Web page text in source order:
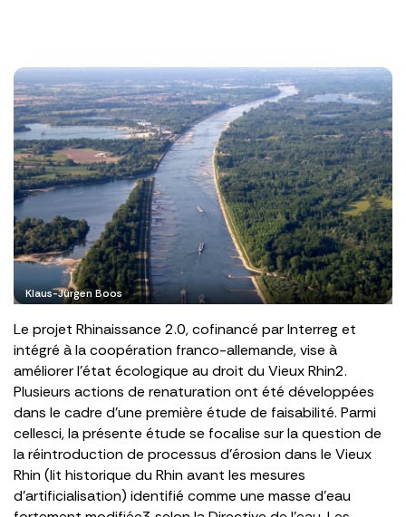
Klaus-Jürgen Boos
Le projet Rhinaissance 2.0, cofinancé par Interreg et
intégré à la coopération franco-allemande, vise à
améliorer l’état écologique au droit du Vieux Rhin2.
Plusieurs actions de renaturation ont été développées
dans le cadre d’une première étude de faisabilité. Parmi
cellesci, la présente étude se focalise sur la question de
la réintroduction de processus d’érosion dans le Vieux
Rhin (lit historique du Rhin avant les mesures
d’artificialisation) identifié comme une masse d’eau